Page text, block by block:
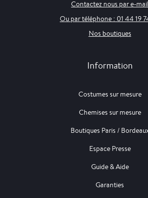
Contactez nous par e-mail
Ou par téléphone : 01 44 19
Nos boutiques
Information
Costumes sur mesure
Chemises sur mesure
Boutiques Paris /
Espace Presse
Guide & Aide
Garanties